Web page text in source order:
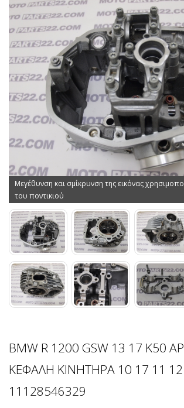
Μεγέθυνση και σμίκρυνση της εικόνας
του ποντικιού
BMW R 1200 GSW 13 17 K50
ΚΕΦΑΛΗ ΚΙΝΗΤΗΡΑ 10 17 11
11128546329